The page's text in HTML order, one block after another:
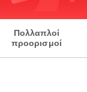
Πολλαπλοί
προορισμοί